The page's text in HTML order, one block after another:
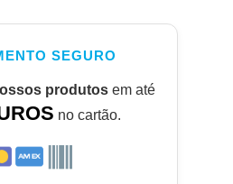
SEGURO
produtosem até
no cartão.